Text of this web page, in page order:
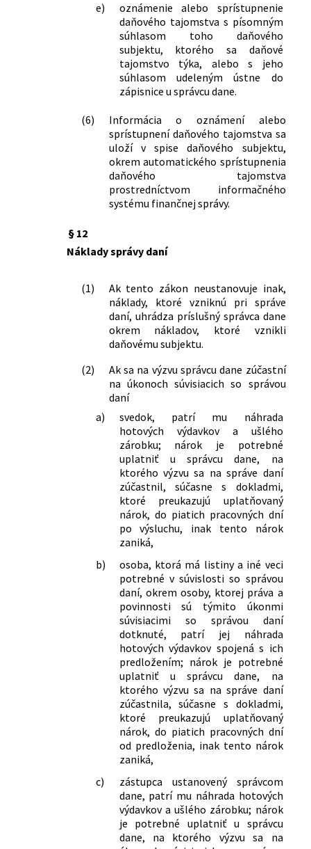
e)
oznámenie alebo sprístupnenie
daňového tajomstva s písomným
súhlasom toho daňového
subjektu, ktorého sa daňové
tajomstvo týka, alebo s jeho
súhlasom udeleným ústne do
zápisnice u správcu dane.
(6)
Informácia o oznámení alebo
sprístupnení daňového tajomstva sa
uloží v spise daňového subjektu,
okrem automatického sprístupnenia
daňového tajomstva
prostredníctvom informačného
systému finančnej správy.
§ 12
Náklady správy daní
(1)
Ak tento zákon neustanovuje inak,
náklady, ktoré vzniknú pri správe
daní, uhrádza príslušný správca dane
okrem nákladov, ktoré vznikli
daňovému subjektu.
(2)
Ak sa na výzvu správcu dane zúčastní
na úkonoch súvisiacich so správou
daní
a)
svedok, patrí mu náhrada
hotových výdavkov a ušlého
zárobku; nárok je potrebné
uplatniť u správcu dane, na
ktorého výzvu sa na správe daní
zúčastnil, súčasne s dokladmi,
ktoré preukazujú uplatňovaný
nárok, do piatich pracovných dní
po výsluchu, inak tento nárok
zaniká,
b)
osoba, ktorá má listiny a iné veci
potrebné v súvislosti so správou
daní, okrem osoby, ktorej práva a
povinnosti sú týmito úkonmi
súvisiacimi so správou daní
dotknuté, patrí jej náhrada
hotových výdavkov spojená s ich
predložením; nárok je potrebné
uplatniť u správcu dane, na
ktorého výzvu sa na správe daní
zúčastnila, súčasne s dokladmi,
ktoré preukazujú uplatňovaný
nárok, do piatich pracovných dní
od predloženia, inak tento nárok
zaniká,
c)
zástupca ustanovený správcom
dane, patrí mu náhrada hotových
výdavkov a ušlého zárobku; nárok
je potrebné uplatniť u správcu
dane, na ktorého výzvu sa na